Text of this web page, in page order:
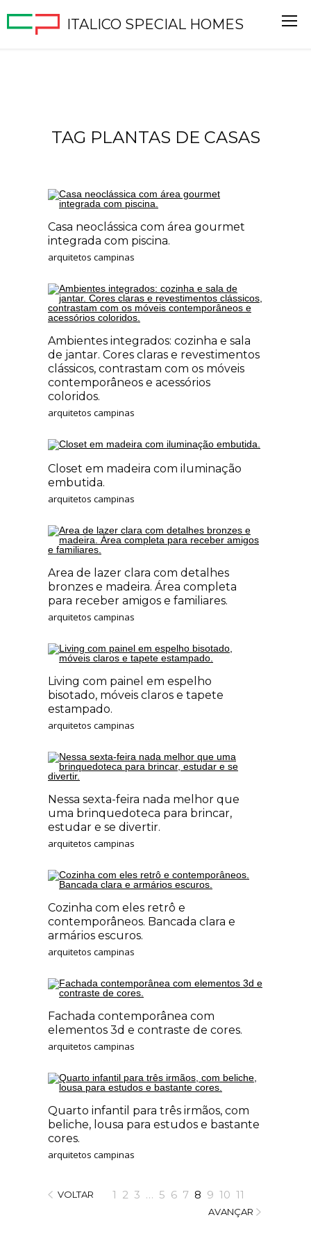
ITALICO SPECIAL HOMES
TAG PLANTAS DE CASAS
Casa neoclássica com área gourmet
integrada com piscina.
arquitetos campinas
Ambientes integrados: cozinha e sala
de jantar. Cores claras e revestimentos
clássicos, contrastam com os móveis
contemporâneos e acessórios
coloridos.
arquitetos campinas
Closet em madeira com iluminação
embutida.
arquitetos campinas
Area de lazer clara com detalhes
bronzes e madeira. Área completa
para receber amigos e familiares.
arquitetos campinas
Living com painel em espelho
bisotado, móveis claros e tapete
estampado.
arquitetos campinas
Nessa sexta-feira nada melhor que
uma brinquedoteca para brincar,
estudar e se divertir.
arquitetos campinas
Cozinha com eles retrô e
contemporâneos. Bancada clara e
armários escuros.
arquitetos campinas
Fachada contemporânea com
elementos 3d e contraste de cores.
arquitetos campinas
Quarto infantil para três irmãos, com
beliche, lousa para estudos e bastante
cores.
arquitetos campinas
VOLTAR 1 2 3 … 5 6 7 8 9 10 11
AVANÇAR